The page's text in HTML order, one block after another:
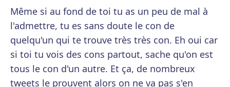
Même si au fond de toi tu as un peu de mal à
l'admettre, tu es sans doute le con de
quelqu'un qui te trouve très très con. Eh oui car
si toi tu vois des cons partout, sache qu'on est
tous le con d'un autre. Et ça, de nombreux
tweets le prouvent alors on ne va pas s'en